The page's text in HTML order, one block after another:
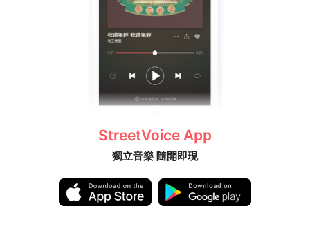
StreetVoice App
獨立音樂 隨開即現